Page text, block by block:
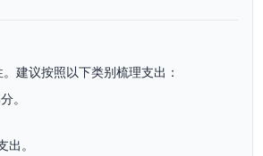
建议按照以下类别梳理支出：
。
。